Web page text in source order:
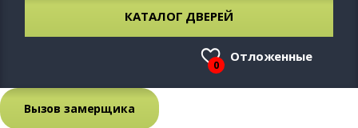
КАТАЛОГ ДВЕРЕЙ
0
Отложенные
Вызов замерщика